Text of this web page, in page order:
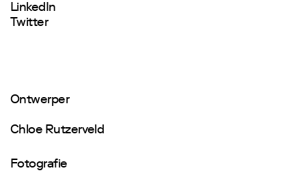
LinkedIn
Twitter
Ontwerper
Chloe Rutzerveld
Fotografie